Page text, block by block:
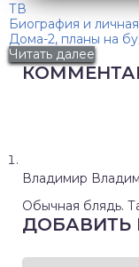
ТВ
Биография и
Дома-2, планы на
Читать далее
Владимир
Обычная блядь.
ДОБАВИТЬ